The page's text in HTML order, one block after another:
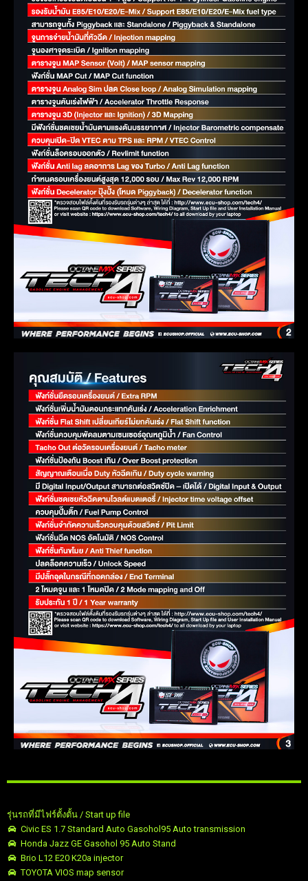
รุ่นรถที่มีไฟร์ตั้งตั้น / Start up file
Civic ES 1.7 Standard Auto Gasohol95 Auto transmission
Honda Jazz GE Gasohol 95 Auto Stand
Brio L12 E20 K20a injector
TOYOTA VIOS map sensor